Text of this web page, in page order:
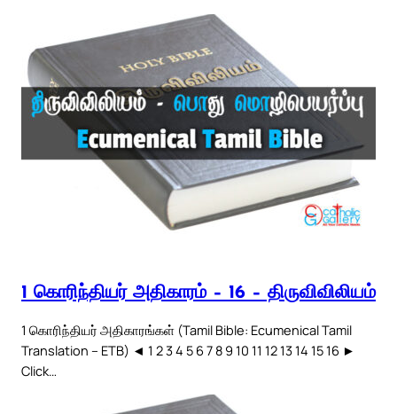
1 கொரிந்தியர் அதிகாரம் – 16 – திருவிவிலியம்
1 கொரிந்தியர் அதிகாரங்கள் (Tamil Bible: Ecumenical Tamil
Translation – ETB) ◄ 1 2 3 4 5 6 7 8 9 10 11 12 13 14 15 16 ►
Click…